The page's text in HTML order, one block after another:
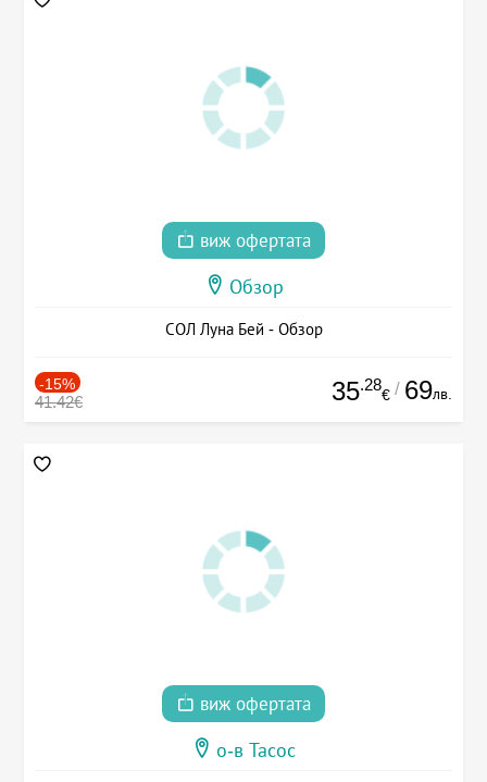
виж офертата
Обзор
СОЛ Луна Бей - Обзор
-15%
41.42€ 35.28
€ / 69лв.
виж офертата
о-в Тасос